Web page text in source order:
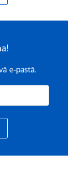
e-pastā.